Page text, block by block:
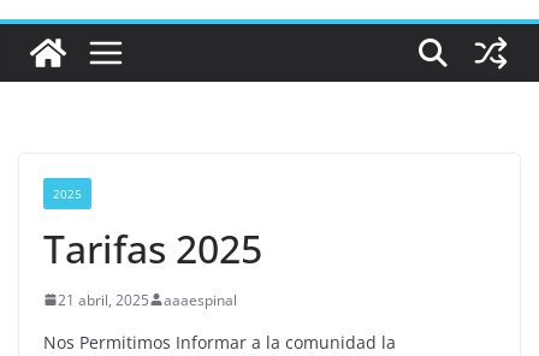
2025
Tarifas 2025
21 abril, 2025 aaaespinal
Nos Permitimos Informar a la comunidad la